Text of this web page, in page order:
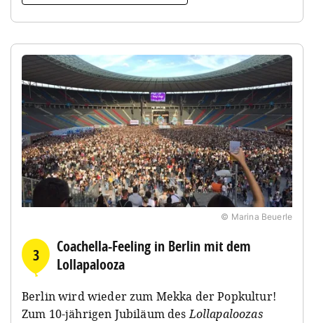
© Marina Beuerle
3
Coachella-Feeling in Berlin mit dem
Lollapalooza
Berlin wird wieder zum Mekka der Popkultur!
Zum 10-jährigen Jubiläum desLollapaloozas